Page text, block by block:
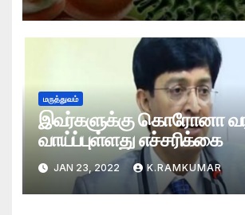
மருத்துவம்
இவர்களுக்கு கொரோனா
வாய்ப்புள்ளது எச்சரிக்கை
JAN 23, 2022 K.RAMKUMAR